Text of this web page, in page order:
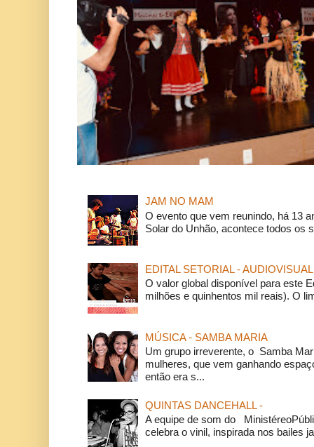
JAM NO MAM
O evento que vem reunindo, há 13
Solar do Unhão, acontece todos os
EDITAL SETORIAL - AUDIOVISUAL
O valor global disponível para este
milhões e quinhentos mil reais). O
MÚSICA - SAMBA MARIA
Um grupo irreverente, o Samba
mulheres, que vem ganhando
então era s...
QUINTAS DANCEHALL -
A equipe de som do
celebra o vinil, inspirada nos bailes